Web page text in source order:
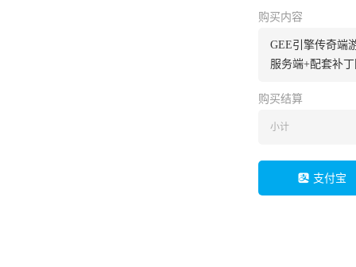
购买内容
GEE引擎传奇端
服务端+配套补
购买结算
小计
支付宝